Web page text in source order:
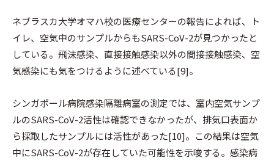
ネブラスカ大学オマハ校の医療センターの報告によれば、ト
イレ、空気中のサンプルからもSARS-CoV-2が見つかったと
している。飛沫感染、直接接触感染以外の間接接触感染、空
気感染にも気をつけるように述べている[9]。
シンガポール病院感染隔離病室の測定では、室内空気サンプ
ルのSARS-CoV-2活性は確認できなかったが、排気口表面か
ら採取したサンプルには活性があった[10]。この結果は空気
中にSARS-CoV-2が存在していた可能性を示唆する。感染病